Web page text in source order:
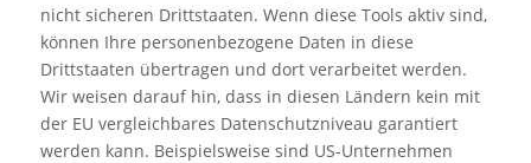
nicht sicheren Drittstaaten. Wenn diese Tools aktiv sind,
können Ihre personenbezogene Daten in diese
Drittstaaten übertragen und dort verarbeitet werden.
Wir weisen darauf hin, dass in diesen Ländern kein mit
der EU vergleichbares Datenschutzniveau garantiert
werden kann. Beispielsweise sind US-Unternehmen